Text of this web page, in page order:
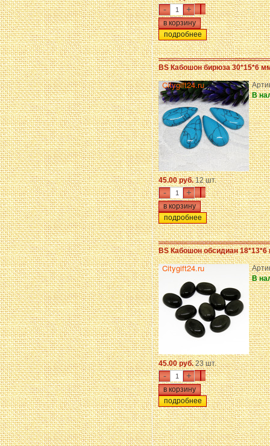
- +
подробнее
BS Кабошон бирюза 30*15*6
В
45.00 руб.12 шт.
- +
подробнее
BS Кабошон обсидиан
В
45.00 руб.23 шт.
- +
подробнее